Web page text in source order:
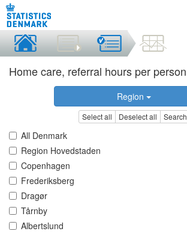
Home care, referral hours per person
Region
Select all Deselect all Search
All Denmark
Region Hovedstaden
Copenhagen
Frederiksberg
Dragør
Tårnby
Albertslund